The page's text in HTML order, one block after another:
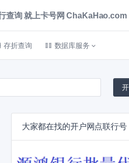
查询 就上卡号网 ChaKaHao.com
存折查询 数据库服务
大家都在找的开户网点联行号